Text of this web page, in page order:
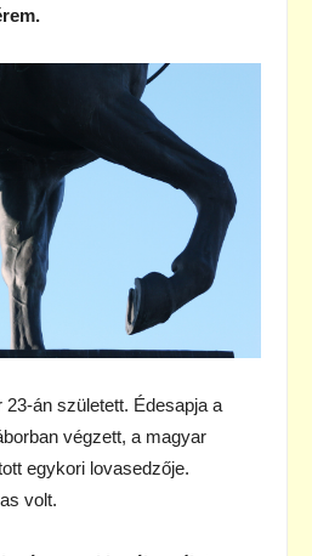
án született. Édesapja a
végzett, a magyar
egykori lovasedzője.
volt.